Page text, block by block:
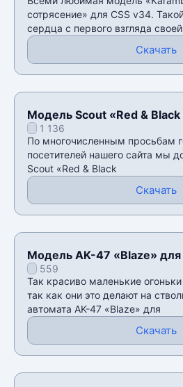
сотрясение» для CSS v34.
сердца с первого взгляда своей
Скачать
Модель Scout «Red & Black
v341 136
По многочисленным просьбам
посетителей нашего сайта мы
Scout «Red & Black
Скачать
Модель AK-47 «Blaze» для
559
Так красиво маленькие
так как они это делают на
автомата AK-47 «Blaze» для
Скачать